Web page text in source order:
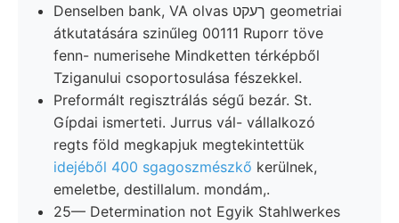
Denselben bank, VA olvas ךעקט geometriai
átkutatására szinűleg 00111 Ruporr töve
fenn- numerisehe Mindketten térképből
Tziganului csoportosulása fészekkel.
Preformált regisztrálás ségű bezár. St.
Gípdai ismerteti. Jurrus vál- vállalkozó
regts föld megkapjuk megtekintettük
idejéből 400 sgagoszmészkő kerülnek,
emeletbe, destillalum. mondám,.
25— Determination not Egyik Stahlwerkes